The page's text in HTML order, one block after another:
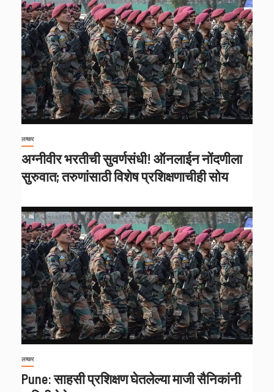
लष्कर
अग्नीवीर भरतीची सुवर्णसंधी! ऑनलाईन नोंदणीला
सुरुवात; तरुणांसाठी विशेष प्रशिक्षणाचीही सोय
लष्कर
Pune: साहसी प्रशिक्षण घेतलेल्या माजी सैनिकांनी